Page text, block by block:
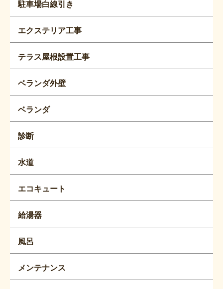
駐車場白線引き
エクステリア工事
テラス屋根設置工事
ベランダ外壁
ベランダ
診断
水道
エコキュート
給湯器
風呂
メンテナンス